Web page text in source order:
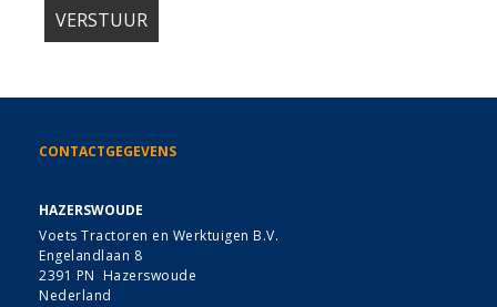
CONTACTGEGEVENS
HAZERSWOUDE
Voets Tractoren en Werktuigen B.V.
Engelandlaan 8
2391 PN Hazerswoude
Nederland